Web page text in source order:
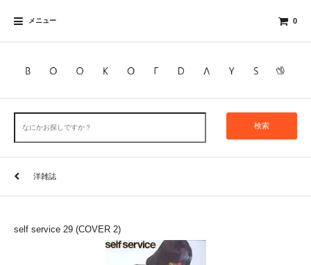
メニュー 0
検索
洋雑誌
self service 29 (COVER 2)